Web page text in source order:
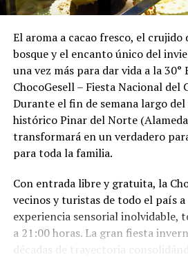
El aroma a cacao fresco, el crujido
bosque y el encanto único del
una vez más para dar vida a la 30°
ChocoGesell – Fiesta Nacional del
Durante el fin de semana largo del
histórico Pinar del Norte
transformará en un verdadero
para toda la familia.
Con entrada libre y gratuita, la
vecinos y turistas de todo el país
experiencia sensorial inolvidable,
a 21:00 horas. La gran fiesta
décadas de trayectoria